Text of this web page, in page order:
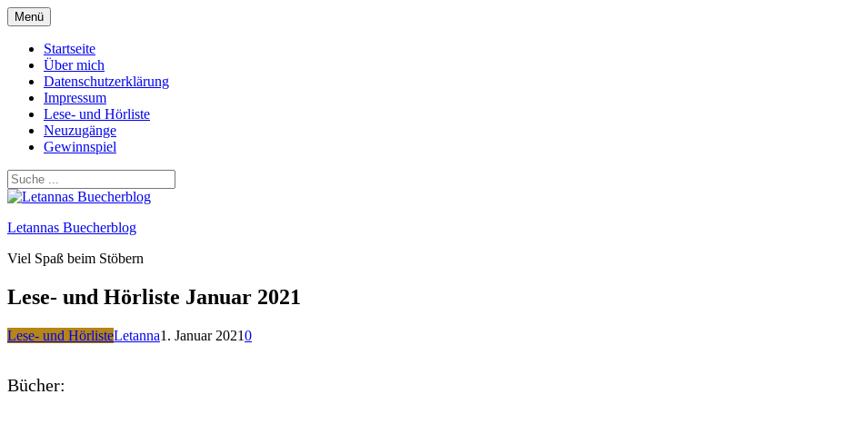
Zum
Inhalt
springen
Menü
Startseite
Über mich
Datenschutzerklärung
Impressum
Lese- und Hörliste
Neuzugänge
Gewinnspiel
Letannas Buecherblog
Viel Spaß beim Stöbern
Lese- und Hörliste Januar 2021
Lese- und HörlisteLetanna1. Januar 20210
Bücher: